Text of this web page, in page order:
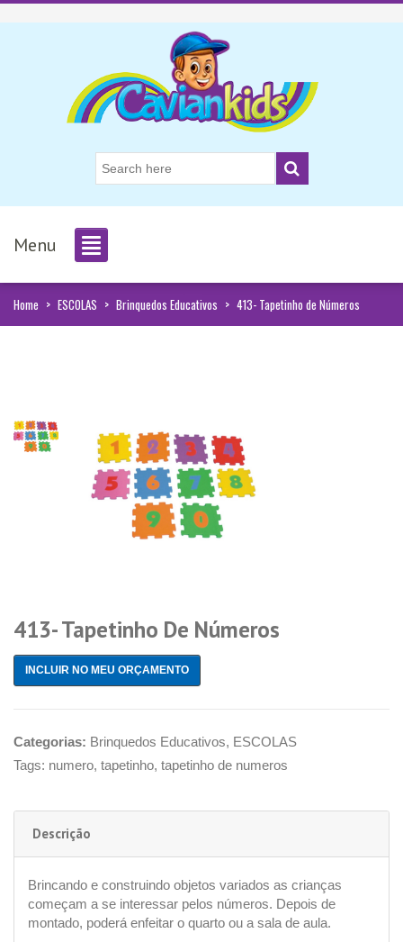
Menu
Home > ESCOLAS > Brinquedos Educativos > 413- Tapetinho de Números
413- Tapetinho De Números
INCLUIR NO MEU ORÇAMENTO
Categorias: Brinquedos Educativos, ESCOLAS
Tags: numero, tapetinho, tapetinho de numeros
Descrição
Brincando e construindo objetos variados as crianças
começam a se interessar pelos números. Depois de
montado, poderá enfeitar o quarto ou a sala de aula.